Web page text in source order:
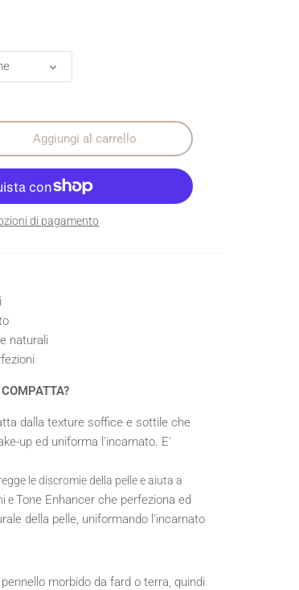
Aggiungi al carrello
di pagamento
naturali
?
dalla texture soffice e sottile che
up ed uniforma l'incarnato. E'
le discromie della pelle e aiuta a
eTone Enhancer che perfeziona ed
della pelle, uniformando l’incarnato
morbido da fard o terra, quindi